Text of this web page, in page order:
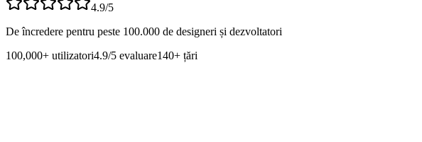
4.9/5
De încredere pentru peste 100.000 de designeri și dezvoltatori
100,000+ utilizatori4.9/5 evaluare140+ țări